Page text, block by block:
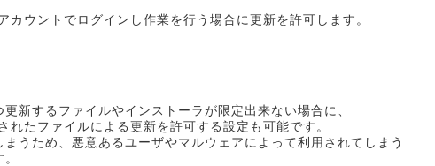
ウントでログインし作業を行う場合に更新を許可します。
新するファイルやインストーラが限定出来ない場合に、
たファイルによる更新を許可する設定も可能です。
うため、悪意あるユーザやマルウェアによって利用されてしまう